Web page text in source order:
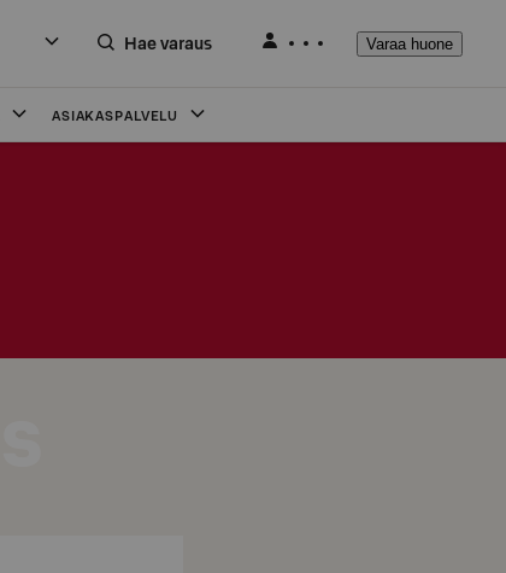
Hae varaus Varaa huone
ASIAKASPALVELU